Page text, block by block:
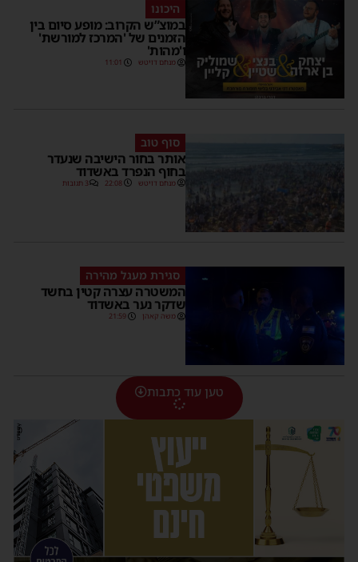
היכונו
במוצ”ש הקרוב: מופע סיום בין
הזמנים של 'המרכז למורשת'
ו'מהות'
מנחם דויטש 11:01
סוף טוב
אותר בחור הישיבה שנעדר
בחוף הנפרד באשדוד
מנחם דויטש 22:08 3 תגובות
סגירת מעגל מהירה
המשטרה עצרה קטין בחשד
שדקר נער באשדוד
משה קאהן 21:59
טען עוד כתבות